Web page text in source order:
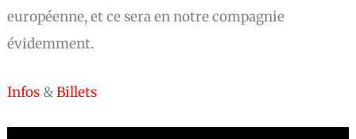
européenne, et ce sera en notre compagnie
évidemment.
Infos &Billets